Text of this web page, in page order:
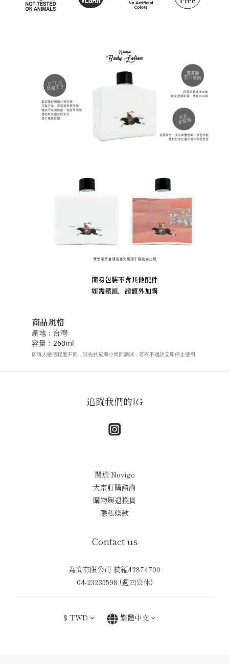
簡易包裝不含其他配件
如需壓頭，請額外加購
商品規格
產地：台灣
容量：260ml
因每人敏感程度不同，請先於皮膚小局部測試，若有不適請立即停止使用
追蹤我們的IG
關於 Novigo
大宗訂購諮詢
購物與退換貨
隱私條款
Contact us
為高有限公司 統編42874700
04-23235598 (週四公休)
$ TWD 繁體中文